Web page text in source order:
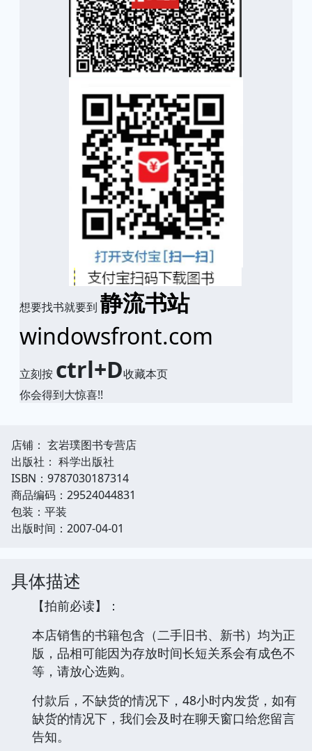
想要找书就要到 静流书站
windowsfront.com
立刻按 ctrl+D收藏本页
你会得到大惊喜!!
店铺： 玄岩璞图书专营店
出版社： 科学出版社
ISBN：9787030187314
商品编码：29524044831
包装：平装
出版时间：2007-04-01
具体描述
【拍前必读】：
本店销售的书籍包含（二手旧书、新书）均为正
版，品相可能因为存放时间长短关系会有成色不
等，请放心选购。
付款后，不缺货的情况下，48小时内发货，如有
缺货的情况下，我们会及时在聊天窗口给您留言
告知。